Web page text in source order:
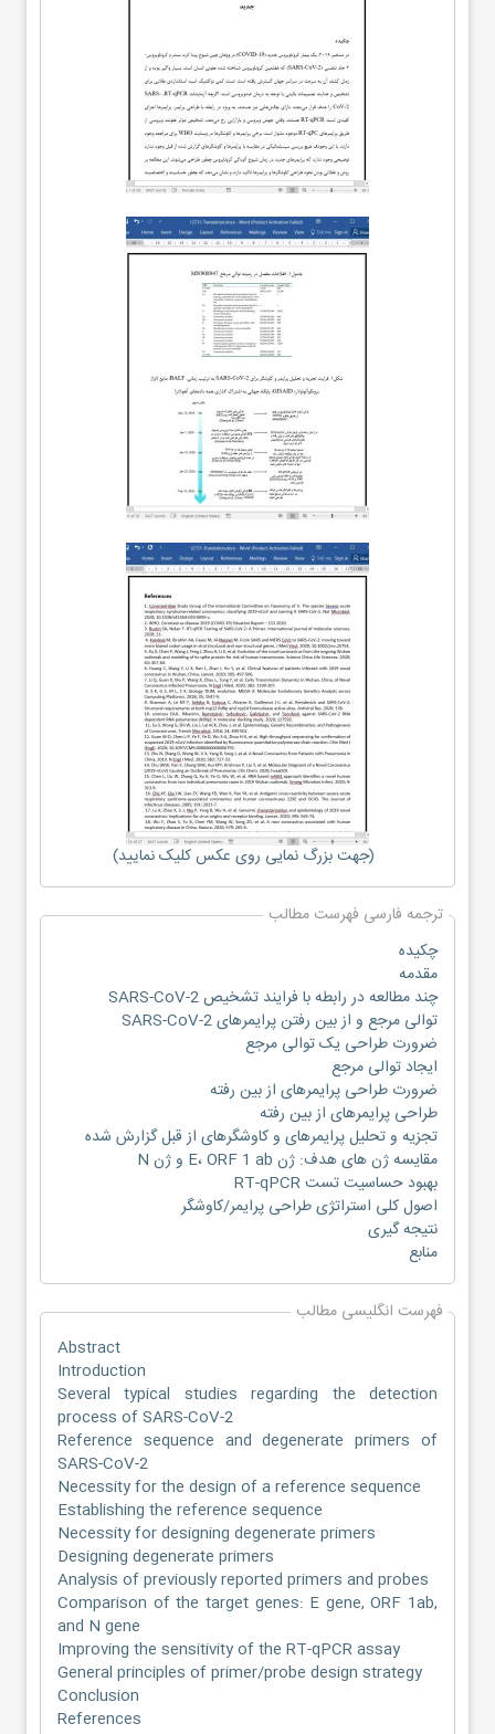
(جهت بزرگ نمایی روی عکس کلیک نمایید)
ترجمه فارسی فهرست مطالب
چکیده
مقدمه
چند مطالعه در رابطه با فرایند تشخیص SARS-CoV-2
توالی مرجع و از بین رفتن پرایمرهای SARS-CoV-2
ضرورت طراحی یک توالی مرجع
ایجاد توالی مرجع
ضرورت طراحی پرایمرهای از بین رفته
طراحی پرایمرهای از بین رفته
تجزیه و تحلیل پرایمرهای و کاوشگرهای از قبل گزارش شده
مقایسه ژن های هدف: ژن E، ORF 1 ab و ژن N
بهبود حساسیت تست RT-qPCR
اصول کلی استراتژی طراحی پرایمر/کاوشگر
نتیجه گیری
منابع
فهرست انگلیسی مطالب
Abstract
Introduction
Several typical studies regarding the detection
process of SARS-CoV-2
Reference sequence and degenerate primers of
SARS-CoV-2
Necessity for the design of a reference sequence
Establishing the reference sequence
Necessity for designing degenerate primers
Designing degenerate primers
Analysis of previously reported primers and probes
Comparison of the target genes: E gene, ORF 1ab,
and N gene
Improving the sensitivity of the RT-qPCR assay
General principles of primer/probe design strategy
Conclusion
References